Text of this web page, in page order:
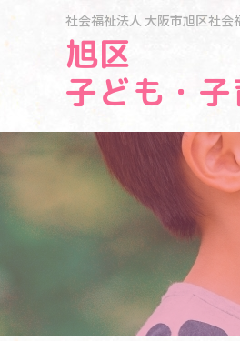
社会福祉法人 大阪市旭区社会
旭区
子ども・